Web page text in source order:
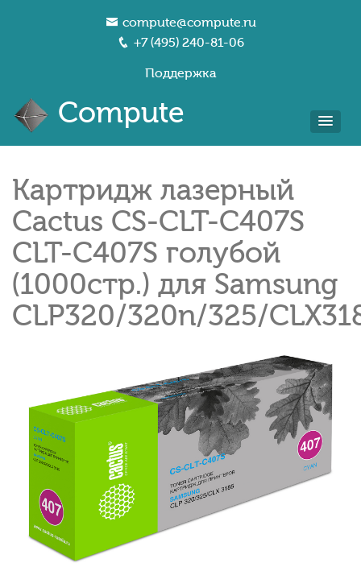
compute@compute.ru
+7 (495) 240-81-06
Поддержка
Compute
Картридж лазерный
Cactus CS-CLT-C407S
CLT-C407S голубой
(1000стр.) для Samsung
CLP320/320n/325/